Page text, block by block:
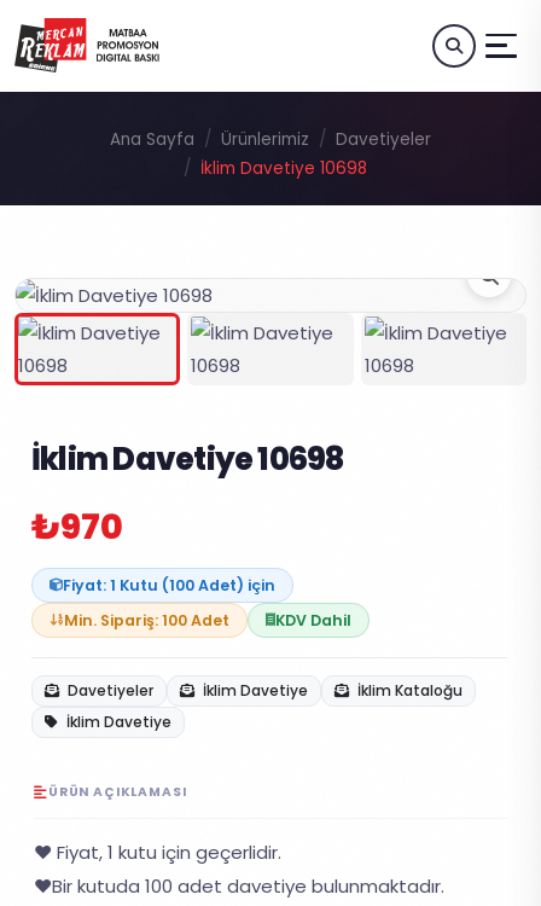
Ana Sayfa Ürünlerimiz
Davetiyeler
İklim Davetiye 10698
İklim Davetiye 10698
₺970
Fiyat: 1 Kutu (100 Adet) için
Min. Sipariş: 100 Adet
KDV Dahil
Davetiyeler İklim Davetiye
İklim Kataloğu
İklim Davetiye
ÜRÜN AÇIKLAMASI
❤️ Fiyat, 1 kutu için geçerlidir.
❤️Bir kutuda 100 adet davetiye bulunmaktadır.